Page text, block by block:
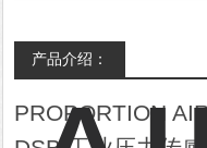
产品介绍：
PROPORTION